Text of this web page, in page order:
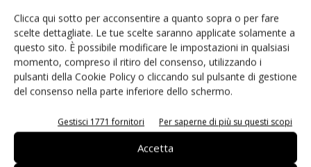
Clicca qui sotto per acconsentire a quanto sopra o per fare
scelte dettagliate. Le tue scelte saranno applicate solamente a
questo sito. È possibile modificare le impostazioni in qualsiasi
momento, compreso il ritiro del consenso, utilizzando i
pulsanti della Cookie Policy o cliccando sul pulsante di gestione
del consenso nella parte inferiore dello schermo.
Gestisci 1771 fornitori Per saperne di più su questi scopi
Accetta
Luca Moroni 19 Settembre 2023
Abbiamo chiesto a Moreno Armuzzi di Jingold se il 2024 sarà l'anno
della definitiva consacrazione del kiwi rosso